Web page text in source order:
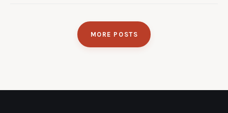
MORE POSTS